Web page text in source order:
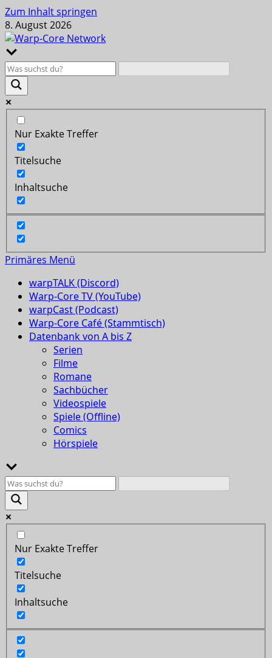
Zum Inhalt springen
8. August 2026
Nur Exakte Treffer
Titelsuche
Inhaltsuche
Primäres Menü
warpTALK (Discord)
Warp-Core TV (YouTube)
warpCast (Podcast)
Warp-Core Café (Stammtisch)
Datenbank von A bis Z
Serien
Filme
Romane
Sachbücher
Videospiele
Spiele (Offline)
Comics
Hörspiele
Nur Exakte Treffer
Titelsuche
Inhaltsuche